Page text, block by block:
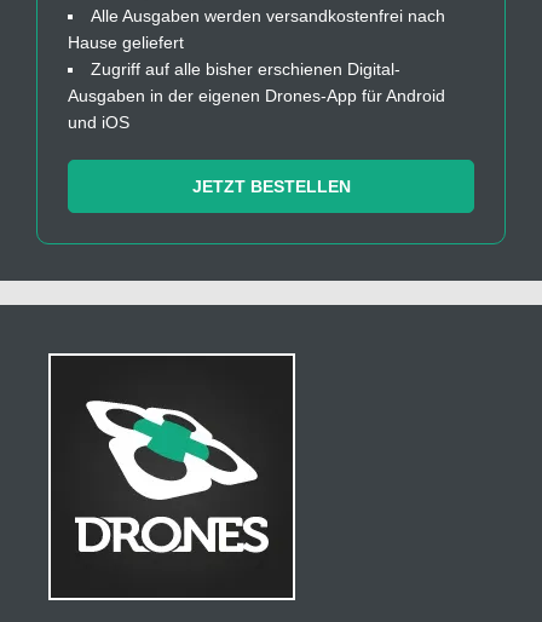
Alle Ausgaben werden versandkostenfrei nach
Hause geliefert
Zugriff auf alle bisher erschienen Digital-
Ausgaben in der eigenen Drones-App für Android
und iOS
JETZT BESTELLEN